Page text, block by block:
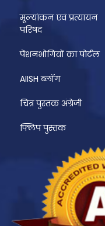
मूल्यांकन एवं प्रत्यायन
परिषद
पेंशनभोगियों का पोर्टल
AIISH ब्लॉग
चित्र पुस्तक अंग्रेजी
फ्लिप पुस्तक